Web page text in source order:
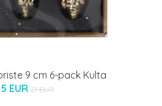
9 cm 6-pack Kulta
EUR 21 EUR